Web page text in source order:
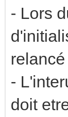
- Lors
-
doit